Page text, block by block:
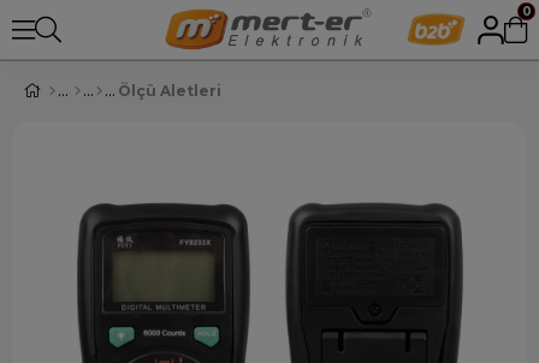
0
Ölçü Aletleri